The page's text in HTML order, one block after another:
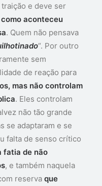
e deve ser
como aconteceu
. Quem não pensava
“. Por outro
sem
de reação para
mas não controlam
. Eles controlam
não tão grande
se adaptaram e se
falta de senso crítico
fatia de não
, e também naquela
reserva que